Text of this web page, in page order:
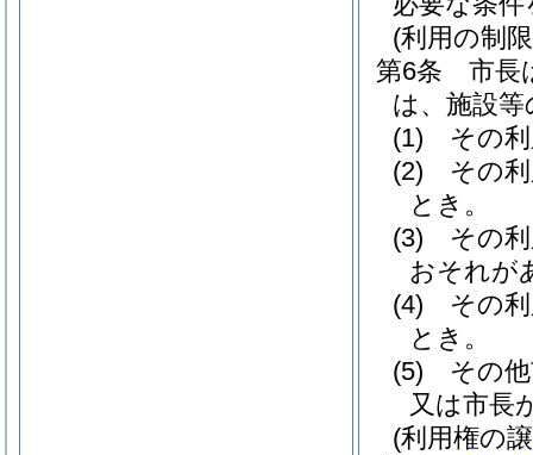
(利用の制
第6条
市長
は、施設
(1)
その
(2)
その
とき。
(3)
その
おそれが
(4)
その
とき。
(5)
その
又は市長
(利用権の